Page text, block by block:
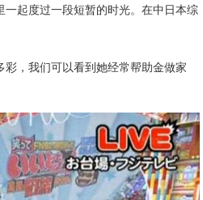
起度过一段短暂的时光。在中日本综
，我们可以看到她经常帮助金做家